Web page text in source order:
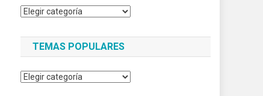
Categorías
TEMAS POPULARES
Temas